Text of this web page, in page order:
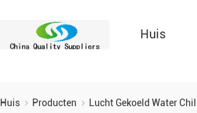
Huis
Huis Producten Lucht Gekoeld Water